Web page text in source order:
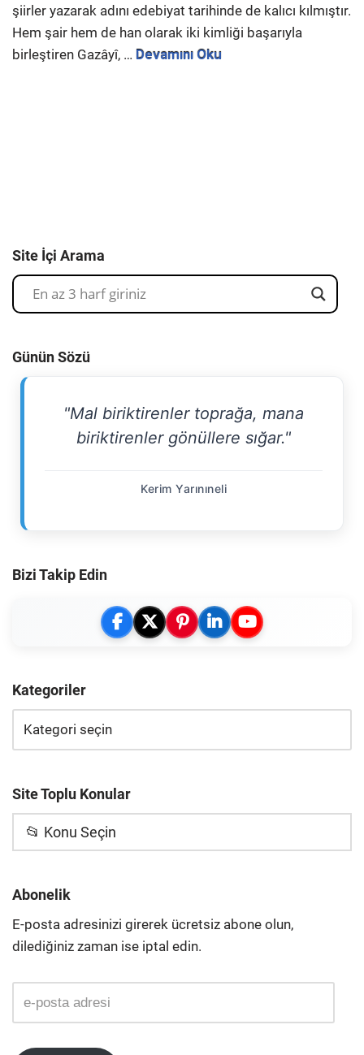
şiirler yazarak adını edebiyat tarihinde de kalıcı kılmıştır.
Hem şair hem de han olarak iki kimliği başarıyla
birleştiren Gazâyî, … Devamını Oku
Site İçi Arama
Günün Sözü
"Mal biriktirenler toprağa, mana
biriktirenler gönüllere sığar."
Kerim Yarınıneli
Bizi Takip Edin
Kategoriler
Site Toplu Konular
📂 Konu Seçin
Abonelik
E-posta adresinizi girerek ücretsiz abone olun,
dilediğiniz zaman ise iptal edin.